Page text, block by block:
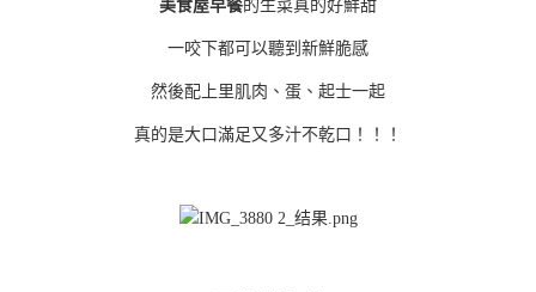
美食屋早餐的生菜真的好鮮甜
一咬下都可以聽到新鮮脆感
然後配上里肌肉、蛋、起士一起
真的是大口滿足又多汁不乾口！！！